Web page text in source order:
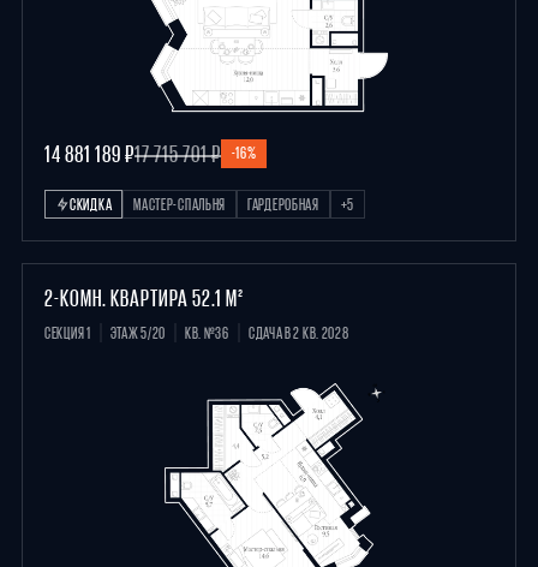
14 881 189 ₽17 715 701 ₽ -16%
СКИДКА МАСТЕР-СПАЛЬНЯ ГАРДЕРОБНАЯ +5
2-КОМН. КВАРТИРА 52.1 М²
СЕКЦИЯ 1 ЭТАЖ 5/20 КВ. №36 СДАЧА В 2 КВ. 2028